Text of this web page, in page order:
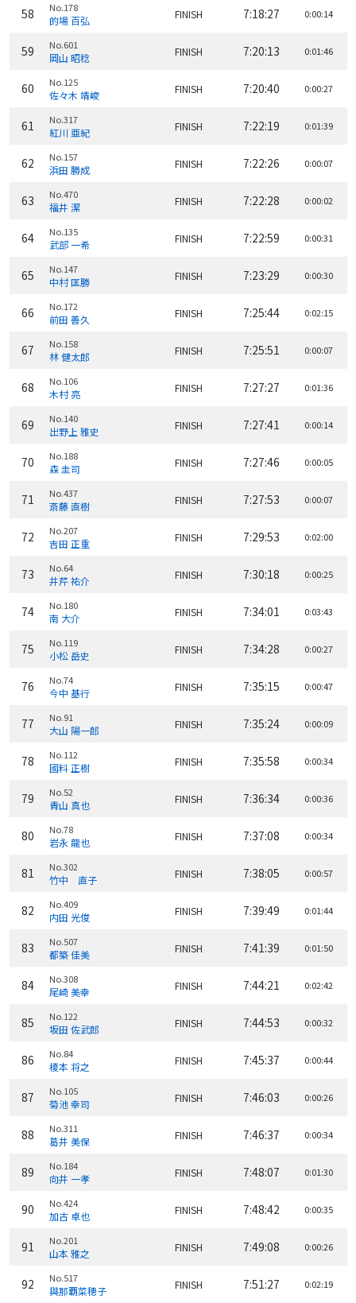
58 No.178
的場 百弘 FINISH 7:18:27 0:00:14
59 No.601
岡山 昭稔 FINISH 7:20:13 0:01:46
60 No.125
佐々木 靖峻 FINISH 7:20:40 0:00:27
61 No.317
紅川 亜紀 FINISH 7:22:19 0:01:39
62 No.157
浜田 勝成 FINISH 7:22:26 0:00:07
63 No.470
福井 潔 FINISH 7:22:28 0:00:02
64 No.135
武部 一希 FINISH 7:22:59 0:00:31
65 No.147
中村 匡勝 FINISH 7:23:29 0:00:30
66 No.172
前田 善久 FINISH 7:25:44 0:02:15
67 No.158
林 健太郎 FINISH 7:25:51 0:00:07
68 No.106
木村 亮 FINISH 7:27:27 0:01:36
69 No.140
出野上 雅史 FINISH 7:27:41 0:00:14
70 No.188
森 圭司 FINISH 7:27:46 0:00:05
71 No.437
斎藤 直樹 FINISH 7:27:53 0:00:07
72 No.207
吉田 正重 FINISH 7:29:53 0:02:00
73 No.64
井芹 祐介 FINISH 7:30:18 0:00:25
74 No.180
南 大介 FINISH 7:34:01 0:03:43
75 No.119
小松 岳史 FINISH 7:34:28 0:00:27
76 No.74
今中 基行 FINISH 7:35:15 0:00:47
77 No.91
大山 陽一郎 FINISH 7:35:24 0:00:09
78 No.112
國料 正樹 FINISH 7:35:58 0:00:34
79 No.52
青山 真也 FINISH 7:36:34 0:00:36
80 No.78
岩永 龍也 FINISH 7:37:08 0:00:34
81 No.302
竹中 直子 FINISH 7:38:05 0:00:57
82 No.409
内田 光俊 FINISH 7:39:49 0:01:44
83 No.507
都築 佳美 FINISH 7:41:39 0:01:50
84 No.308
尾崎 美幸 FINISH 7:44:21 0:02:42
85 No.122
坂田 佐武郎 FINISH 7:44:53 0:00:32
86 No.84
榎本 将之 FINISH 7:45:37 0:00:44
87 No.105
菊池 幸司 FINISH 7:46:03 0:00:26
88 No.311
葛井 美保 FINISH 7:46:37 0:00:34
89 No.184
向井 一孝 FINISH 7:48:07 0:01:30
90 No.424
加古 卓也 FINISH 7:48:42 0:00:35
91 No.201
山本 雅之 FINISH 7:49:08 0:00:26
92 No.517
與那覇菜穂子 FINISH 7:51:27 0:02:19